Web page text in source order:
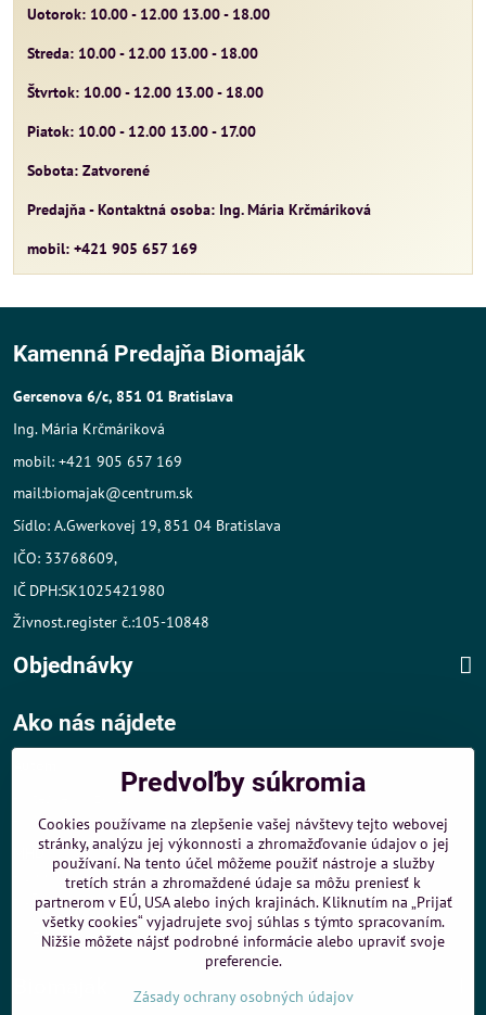
Uotorok: 10.00 - 12.00 13.00 - 18.00
Streda: 10.00 - 12.00 13.00 - 18.00
Štvrtok: 10.00 - 12.00 13.00 - 18.00
Piatok: 10.00 - 12.00 13.00 - 17.00
Sobota: Zatvorené
Predajňa - Kontaktná osoba: Ing. Mária Krčmáriková
mobil: +421 905 657 169
Kamenná Predajňa Biomaják
Gercenova 6/c, 851 01 Bratislava
Ing. Mária Krčmáriková
mobil: +421 905 657 169
mail:biomajak@centrum.sk
Sídlo: A.Gwerkovej 19, 851 04 Bratislava
IČO: 33768609,
IČ DPH:SK1025421980
Živnost.register č.:105-10848
Objednávky
Ako nás nájdete
- v tesnej blízkosti diaľničného obchvatu
- dobré parkovacie možnosti 40 m od predajne
MHD:
- 200 m od zastávky MHD Záporožská - autobusy č. 80 a 88
- 250 m od zastávky MHD ŽST Petržalka - autobus 99
Sme umiestnení uShopMania- Internetové nákupy
Predvoľby súkromia
Cookies používame na zlepšenie vašej návštevy tejto webovej
stránky, analýzu jej výkonnosti a zhromažďovanie údajov o jej
používaní. Na tento účel môžeme použiť nástroje a služby
tretích strán a zhromaždené údaje sa môžu preniesť k
partnerom v EÚ, USA alebo iných krajinách. Kliknutím na „Prijať
všetky cookies“ vyjadrujete svoj súhlas s týmto spracovaním.
Nižšie môžete nájsť podrobné informácie alebo upraviť svoje
preferencie.
Zásady ochrany osobných údajov